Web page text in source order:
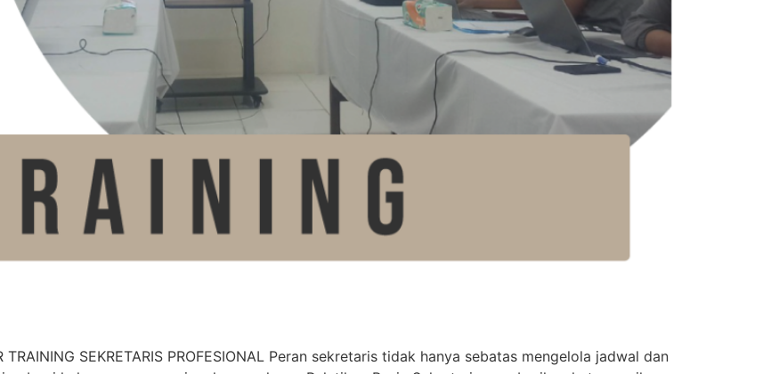
TRAINING SEKRETARIS PROFESIONAL Peran sekretaris tidak hanya sebatas mengelola jadwal dan